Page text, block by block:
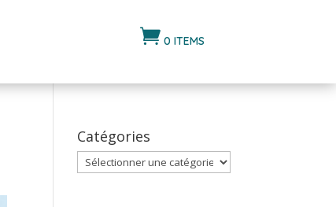
 0 ITEMS
Catégories
Catégories